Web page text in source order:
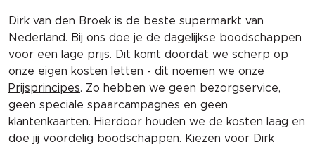
Dirk van den Broek is de beste supermarkt van
Nederland. Bij ons doe je de dagelijkse boodschappen
voor een lage prijs. Dit komt doordat we scherp op
onze eigen kosten letten - dit noemen we onze
Prijsprincipes. Zo hebben we geen bezorgservice,
geen speciale spaarcampagnes en geen
klantenkaarten. Hierdoor houden we de kosten laag en
doe jij voordelig boodschappen. Kiezen voor Dirk